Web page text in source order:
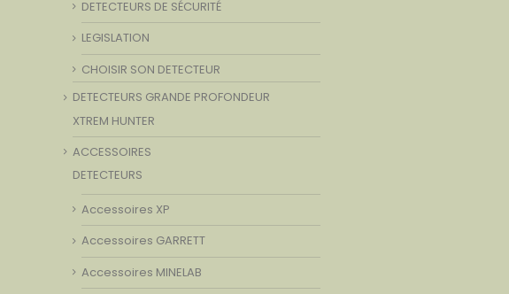
DETECTEURS DE SÉCURITÉ
LEGISLATION
CHOISIR SON DETECTEUR
DETECTEURS GRANDE PROFONDEUR
XTREM HUNTER
ACCESSOIRES
DETECTEURS
Accessoires XP
Accessoires GARRETT
Accessoires MINELAB